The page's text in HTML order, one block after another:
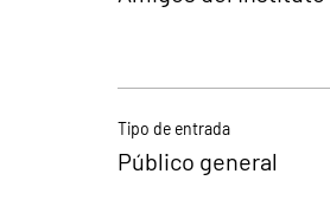
Tipo de entrada
Público general